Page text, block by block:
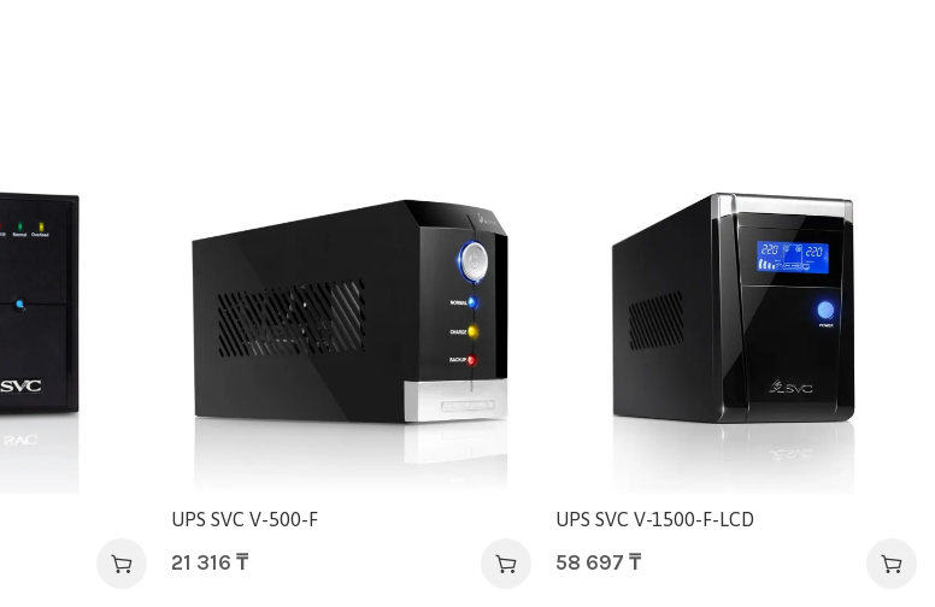
UPS SVC V-500-F
21 316 ₸
UPS SVC V-1500-F-LCD
58 697₸